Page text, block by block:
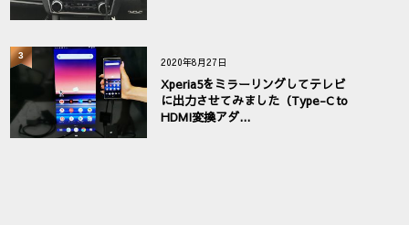
2020年8月27日
Xperia5をミラーリングしてテレビ
に出力させてみました（Type-C to
HDMI変換アダ...
3